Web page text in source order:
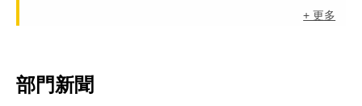
+ 更多
部門新聞